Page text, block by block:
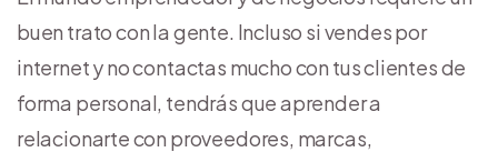
buen trato con la gente. Incluso si vendes por
internet y no contactas mucho con tus clientes de
forma personal, tendrás que aprender a
relacionarte con proveedores, marcas,